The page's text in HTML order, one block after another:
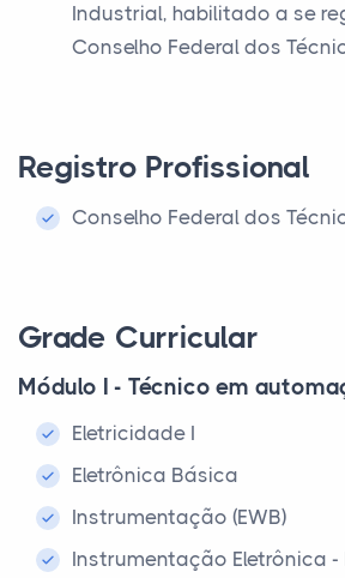
Industrial, habilitado a se
Conselho Federal dos
Registro Profissional
Conselho Federal dos
Grade Curricular
Módulo I - Técnico em
Eletricidade I
Eletrônica Básica
Instrumentação (EWB)
Instrumentação Eletrônica -